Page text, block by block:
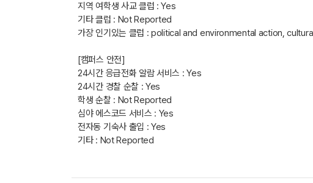
지역 여학생 사교 클럽 : Yes
기타 클럽 : Not Reported
가장 인기있는 클럽 : political and environmental action,
[캠퍼스 안전]
24시간 응급전화 알람 서비스 : Yes
24시간 경찰 순찰 : Yes
학생 순찰 : Not Reported
심야 에스코드 서비스 : Yes
전자동 기숙사 출입 : Yes
기타 : Not Reported